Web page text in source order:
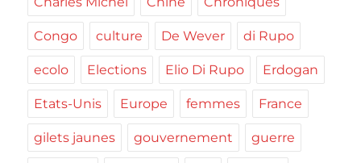
Congo culture De Wever di Rupo
ecolo Elections Elio Di Rupo Erdogan
Etats-Unis Europe femmes France
gilets jaunes gouvernement guerre